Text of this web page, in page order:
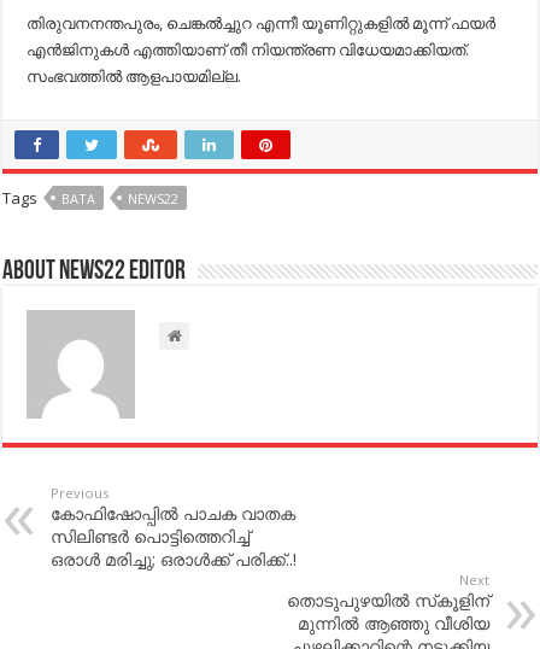
തിരുവനനന്തപുരം, ചെങ്കല്‍ച്ചുറ എന്നീ യൂണിറ്റുകളില്‍ മൂന്ന് ഫയര്‍
എന്‍ജിനുകള്‍ എത്തിയാണ് തീ നിയന്ത്രണ വിധേയമാക്കിയത്.
സംഭവത്തില്‍ ആളപായമില്ല.
Tags BATA NEWS22
About NEWS22 EDITOR
Previous
കോ​ഫി​ഷോ​പ്പി​ല്‍ പാചക വാതക
സിലിണ്ടര്‍ പൊട്ടിത്തെറിച്ച്‌​
ഒരാള്‍ മരിച്ചു; ഒരാള്‍ക്ക് പരിക്ക്..!
Next
തൊടുപുഴയില്‍ സ്‌കൂളിന്
മുന്നില്‍ ആഞ്ഞു വീശിയ